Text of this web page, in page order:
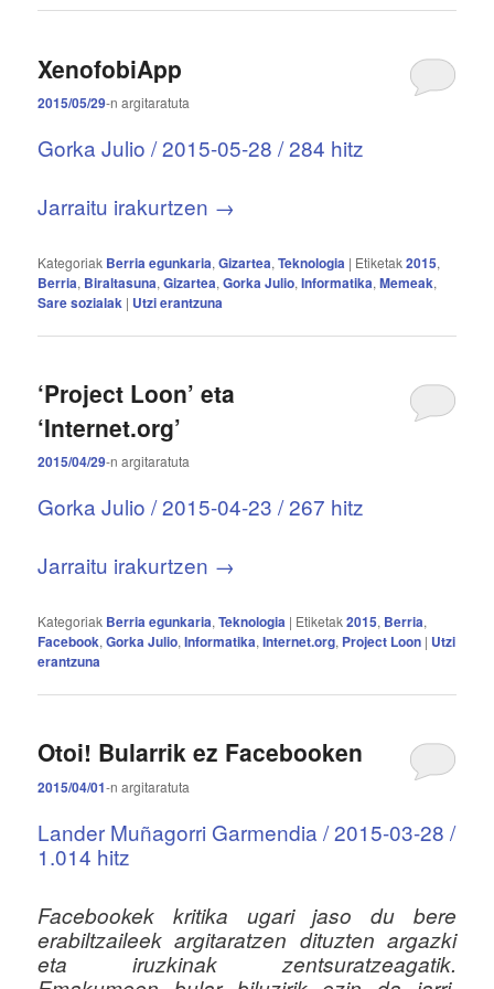
XenofobiApp
2015/05/29-nargitaratuta
Gorka Julio / 2015-05-28 / 284 hitz
Jarraitu irakurtzen →
Kategoriak Berria egunkaria,Gizartea,Teknologia | Etiketak2015,
Berria, Biraltasuna,Gizartea,Gorka Julio,Informatika,Memeak,
Sare sozialak | Utzi erantzuna
‘Project Loon’ eta
‘Internet.org’
2015/04/29-nargitaratuta
Gorka Julio / 2015-04-23 / 267 hitz
Jarraitu irakurtzen →
Kategoriak Berria egunkaria,Teknologia | Etiketak2015, Berria,
Facebook,Gorka Julio,Informatika,Internet.org, Project Loon | Utzi
erantzuna
Otoi! Bularrik ez Facebooken
2015/04/01-nargitaratuta
Lander Muñagorri Garmendia / 2015-03-28 /
1.014 hitz
Facebookek kritika ugari jaso du bere
erabiltzaileek argitaratzen dituzten argazki
eta iruzkinak zentsuratzeagatik.